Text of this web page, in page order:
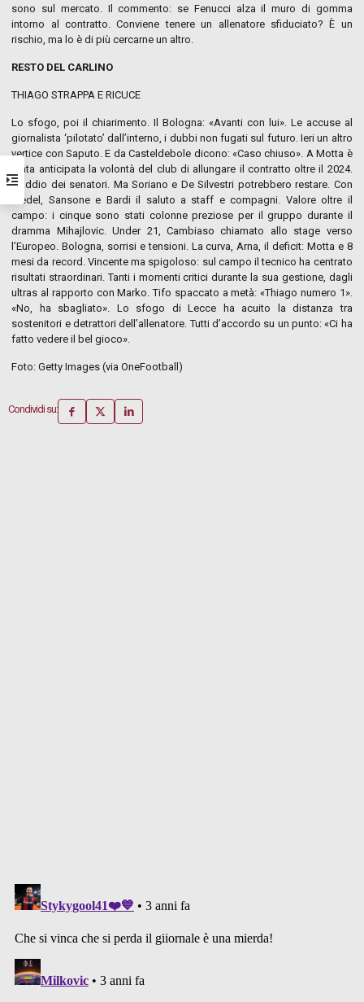
sono sul mercato. Il commento: se Fenucci alza il muro di gomma
intorno al contratto. Conviene tenere un allenatore sfiduciato? È un
rischio, ma lo è di più cercarne un altro.
RESTO DEL CARLINO
THIAGO STRAPPA E RICUCE
Lo sfogo, poi il chiarimento. Il Bologna: «Avanti con lui». Le accuse al
giornalista ‘pilotato’ dall’interno, i dubbi non fugati sul futuro. Ieri un altro
vertice con Saputo. E da Casteldebole dicono: «Caso chiuso». A Motta è
stata anticipata la volontà del club di allungare il contratto oltre il 2024.
L’addio dei senatori. Ma Soriano e De Silvestri potrebbero restare. Con
Medel, Sansone e Bardi il saluto a staff e compagni. Valore oltre il
campo: i cinque sono stati colonne preziose per il gruppo durante il
dramma Mihajlovic. Under 21, Cambiaso chiamato allo stage verso
l’Europeo. Bologna, sorrisi e tensioni. La curva, Arna, il deficit: Motta e 8
mesi da record. Vincente ma spigoloso: sul campo il tecnico ha centrato
risultati straordinari. Tanti i momenti critici durante la sua gestione, dagli
ultras al rapporto con Marko. Tifo spaccato a metà: «Thiago numero 1».
«No, ha sbagliato». Lo sfogo di Lecce ha acuito la distanza tra
sostenitori e detrattori dell’allenatore. Tutti d’accordo su un punto: «Ci ha
fatto vedere il bel gioco».
Foto: Getty Images (via OneFootball)
Condividi su: